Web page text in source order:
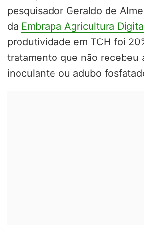
pesquisador Geraldo de
da Embrapa Agricultura
produtividade em TCH foi
tratamento que não recebeu
inoculante ou adubo